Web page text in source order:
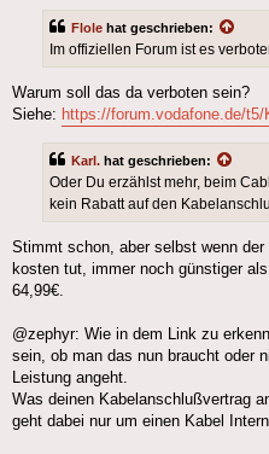
Flole hat geschrieben:
Im offiziellen Forum ist es
Warum soll das da verboten sein?
Siehe: https://forum.vodafone.de/
Karl. hat geschrieben:
Oder Du erzählst mehr, beim
kein Rabatt auf den
Stimmt schon, aber selbst wenn
kosten tut, immer noch günstiger
64,99€.
@zephyr: Wie in dem Link zu
sein, ob man das nun braucht oder
Leistung angeht.
Was deinen Kabelanschlußvertrag
geht dabei nur um einen Kabel